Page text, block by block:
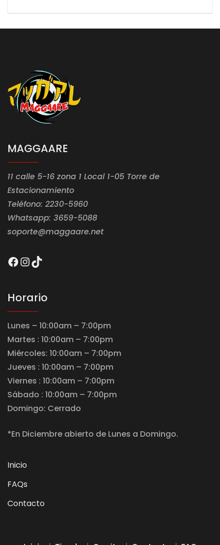
MAGGAARE
11 calle 5-16 zona 1 Local 1-05 Torre de
Estacionamiento
Teléfono: 2230-5960
Whatsapp: 3659-5088
soporte@maggaare.net
Facebook
Instagram
TikTok
Horario
Lunes – 10:00am – 7:00pm
Martes : 10:00am – 7:00pm
Miércoles: 10:00am – 7:00pm
Jueves : 10:00am – 7:00pm
Viernes : 10:00am – 7:00pm
Sábado : 10:00am – 7:00pm
Domingo: Cerrado
*En Diciembre abierto de Lunes a Domingo.
Inicio
FAQs
Contacto